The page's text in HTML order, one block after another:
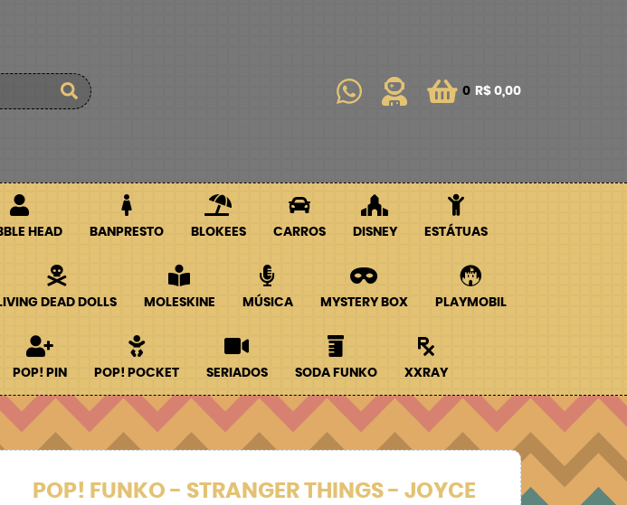
0 R$ 0,00
HEAD BANPRESTO BLOKEES CARROS DISNEY ESTÁTUAS
LIVING DEAD DOLLS MOLESKINE MÚSICA MYSTERY BOX PLAYMOBIL
POP! PIN POP! POCKET SERIADOS SODA FUNKO XXRAY
POP! FUNKO - STRANGER THINGS - JOYCE